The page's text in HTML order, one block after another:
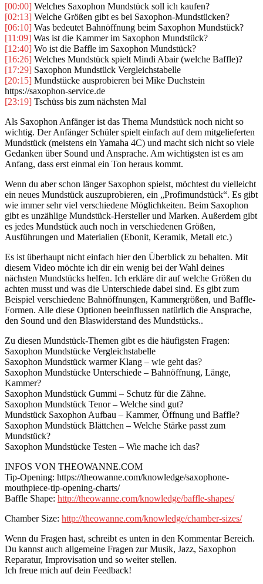
[00:00] Welches Saxophon Mundstück soll ich kaufen?
[02:13] Welche Größen gibt es bei Saxophon-Mundstücken?
[06:10] Was bedeutet Bahnöffnung beim Saxophon Mundstück?
[11:09] Was ist die Kammer im Saxophon Mundstück?
[12:40] Wo ist die Baffle im Saxophon Mundstück?
[16:26] Welches Mundstück spielt Mindi Abair (welche Baffle)?
[17:29] Saxophon Mundstück Vergleichstabelle
[20:15] Mundstücke ausprobieren bei Mike Duchstein
https://saxophon-service.de
[23:19] Tschüss bis zum nächsten Mal
Als Saxophon Anfänger ist das Thema Mundstück noch nicht so
wichtig. Der Anfänger Schüler spielt einfach auf dem mitgelieferten
Mundstück (meistens ein Yamaha 4C) und macht sich nicht so viele
Gedanken über Sound und Ansprache. Am wichtigsten ist es am
Anfang, dass erst einmal ein Ton heraus kommt.
Wenn du aber schon länger Saxophon spielst, möchtest du vielleicht
ein neues Mundstück auszuprobieren, ein „Profimundstück“. Es gibt
wie immer sehr viel verschiedene Möglichkeiten. Beim Saxophon
gibt es unzählige Mundstück-Hersteller und Marken. Außerdem gibt
es jedes Mundstück auch noch in verschiedenen Größen,
Ausführungen und Materialien (Ebonit, Keramik, Metall etc.)
Es ist überhaupt nicht einfach hier den Überblick zu behalten. Mit
diesem Video möchte ich dir ein wenig bei der Wahl deines
nächsten Mundstücks helfen. Ich erkläre dir auf welche Größen du
achten musst und was die Unterschiede dabei sind. Es gibt zum
Beispiel verschiedene Bahnöffnungen, Kammergrößen, und Baffle-
Formen. Alle diese Optionen beeinflussen natürlich die Ansprache,
den Sound und den Blaswiderstand des Mundstücks..
Zu diesen Mundstück-Themen gibt es die häufigsten Fragen:
Saxophon Mundstücke Vergleichstabelle
Saxophon Mundstück warmer Klang – wie geht das?
Saxophon Mundstücke Unterschiede – Bahnöffnung, Länge,
Kammer?
Saxophon Mundstück Gummi – Schutz für die Zähne.
Saxophon Mundstück Tenor – Welche sind gut?
Mundstück Saxophon Aufbau – Kammer, Öffnung und Baffle?
Saxophon Mundstück Blättchen – Welche Stärke passt zum
Mundstück?
Saxophon Mundstücke Testen – Wie mache ich das?
INFOS VON THEOWANNE.COM
Tip-Opening: https://theowanne.com/knowledge/saxophone-
mouthpiece-tip-opening-charts/
Baffle Shape: http://theowanne.com/knowledge/baffle-shapes/
Chamber Size: http://theowanne.com/knowledge/chamber-sizes/
Wenn du Fragen hast, schreibt es unten in den Kommentar Bereich.
Du kannst auch allgemeine Fragen zur Musik, Jazz, Saxophon
Reparatur, Improvisation und so weiter stellen.
Ich freue mich auf dein Feedback!